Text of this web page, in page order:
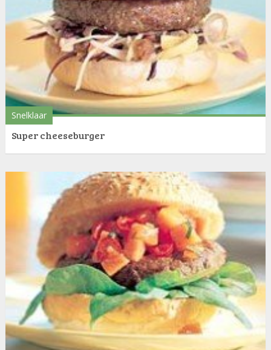
Snelklaar
Super cheeseburger